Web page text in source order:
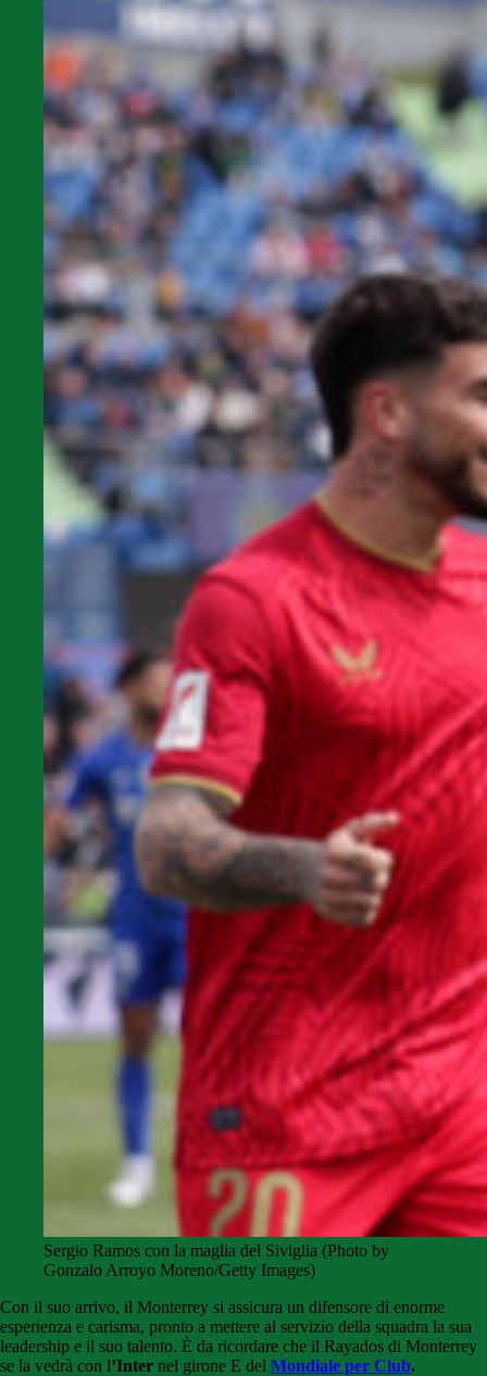
Sergio Ramos con la maglia del Siviglia (Photo by
Gonzalo Arroyo Moreno/Getty Images)
Con il suo arrivo, il Monterrey si assicura un difensore di enorme
esperienza e carisma, pronto a mettere al servizio della squadra la sua
leadership e il suo talento. È da ricordare che il Rayados di Monterrey
se la vedrà con l’Inter nel girone E del Mondiale per Club.